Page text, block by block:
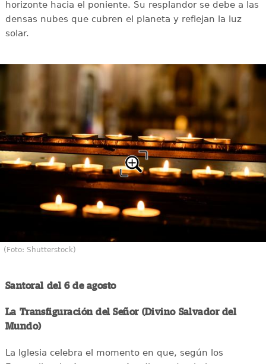
horizonte hacia el poniente. Su resplandor se debe a las
densas nubes que cubren el planeta y reflejan la luz
solar.
(Foto: Shutterstock)
Santoral del 6 de agosto
La Transfiguración del Señor (Divino Salvador del
Mundo)
La Iglesia celebra el momento en que, según los